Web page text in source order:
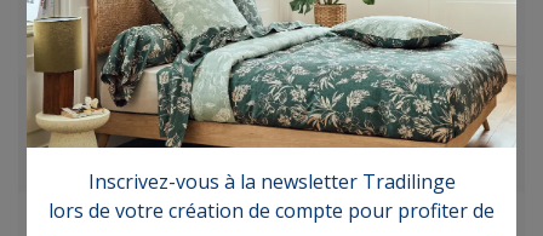
Publié le 19/10/2025 à 09:29(Date de commande : 04/10/2025)
parfait
Yaelle S.
Publié le 14/02/2025 à 21:03(Date de commande : 01/02/2025)
Emmanuelle P.
Inscrivez-vous à la newsletter Tradilinge
lors de votre création de compte pour profiter de